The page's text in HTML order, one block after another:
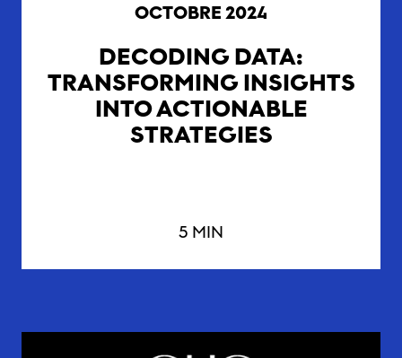
OCTOBRE 2024
DECODING DATA:
TRANSFORMING INSIGHTS
INTO ACTIONABLE
STRATEGIES
5 MIN